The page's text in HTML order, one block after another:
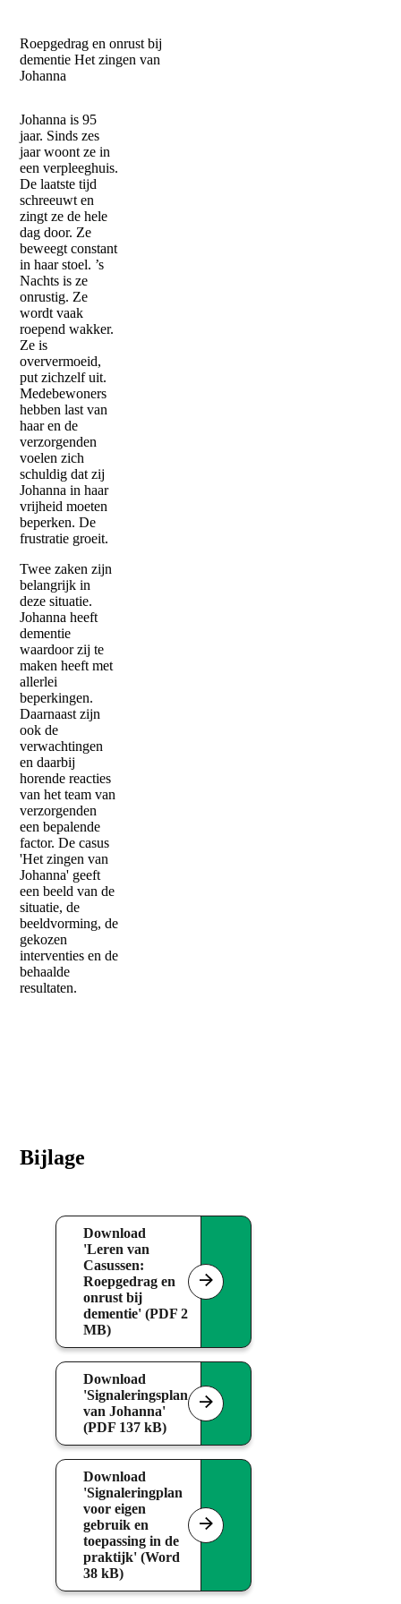
Roepgedrag en onrust bij
dementie Het zingen van
Johanna
Johanna is 95
jaar. Sinds zes
jaar woont ze in
een verpleeghuis.
De laatste tijd
schreeuwt en
zingt ze de hele
dag door. Ze
beweegt constant
in haar stoel. ’s
Nachts is ze
onrustig. Ze
wordt vaak
roepend wakker.
Ze is
oververmoeid,
put zichzelf uit.
Medebewoners
hebben last van
haar en de
verzorgenden
voelen zich
schuldig dat zij
Johanna in haar
vrijheid moeten
beperken. De
frustratie groeit.
Twee zaken zijn
belangrijk in
deze situatie.
Johanna heeft
dementie
waardoor zij te
maken heeft met
allerlei
beperkingen.
Daarnaast zijn
ook de
verwachtingen
en daarbij
horende reacties
van het team van
verzorgenden
een bepalende
factor. De casus
'Het zingen van
Johanna' geeft
een beeld van de
situatie, de
beeldvorming, de
gekozen
interventies en de
behaalde
resultaten.
Bijlage
Download
'Leren van
Casussen:
Roepgedrag en
onrust bij
dementie' (PDF 2
MB)
Download
'Signaleringsplan
van Johanna'
(PDF 137 kB)
Download
'Signaleringplan
voor eigen
gebruik en
toepassing in de
praktijk' (Word
38 kB)